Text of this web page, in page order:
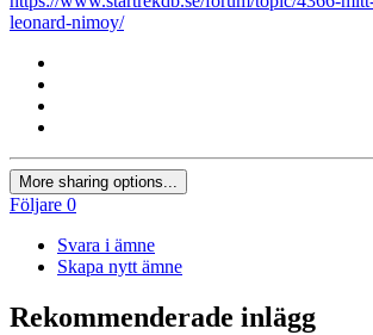
leonard-nimoy/
More sharing options...
Följare 0
Svara i ämne
Skapa nytt ämne
Rekommenderade inlägg